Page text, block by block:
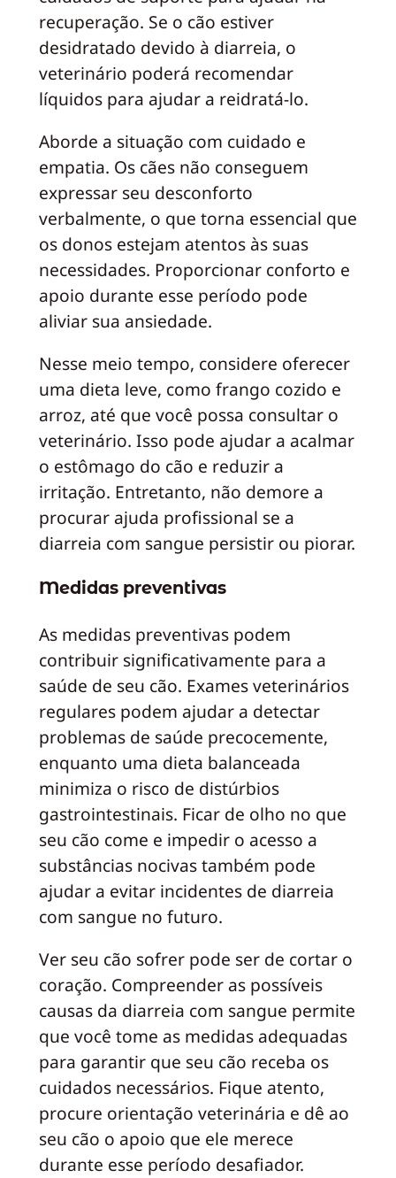
recuperação. Se o cão estiver
desidratado devido à diarreia, o
veterinário poderá recomendar
líquidos para ajudar a reidratá-lo.
Aborde a situação com cuidado e
empatia. Os cães não conseguem
expressar seu desconforto
verbalmente, o que torna essencial que
os donos estejam atentos às suas
necessidades. Proporcionar conforto e
apoio durante esse período pode
aliviar sua ansiedade.
Nesse meio tempo, considere oferecer
uma dieta leve, como frango cozido e
arroz, até que você possa consultar o
veterinário. Isso pode ajudar a acalmar
o estômago do cão e reduzir a
irritação. Entretanto, não demore a
procurar ajuda profissional se a
diarreia com sangue persistir ou piorar.
Medidas preventivas
As medidas preventivas podem
contribuir significativamente para a
saúde de seu cão. Exames veterinários
regulares podem ajudar a detectar
problemas de saúde precocemente,
enquanto uma dieta balanceada
minimiza o risco de distúrbios
gastrointestinais. Ficar de olho no que
seu cão come e impedir o acesso a
substâncias nocivas também pode
ajudar a evitar incidentes de diarreia
com sangue no futuro.
Ver seu cão sofrer pode ser de cortar o
coração. Compreender as possíveis
causas da diarreia com sangue permite
que você tome as medidas adequadas
para garantir que seu cão receba os
cuidados necessários. Fique atento,
procure orientação veterinária e dê ao
seu cão o apoio que ele merece
durante esse período desafiador.